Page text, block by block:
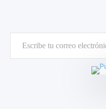
Escribe tu correo electrónico…